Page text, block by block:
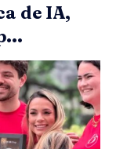
de IA,